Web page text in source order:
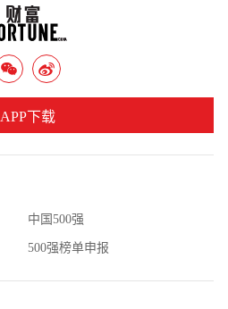
中国500强
500强榜单申报
APP下载